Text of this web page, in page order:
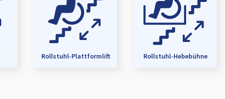
Rollstuhl-Plattformlift Rollstuhl-Hebebühne